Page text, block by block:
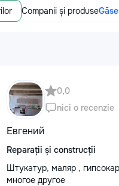
Companii și produse
0,0
nici o recenzie
Евгений
Reparații și construcții
Штукатур, маляр ,
многое другое